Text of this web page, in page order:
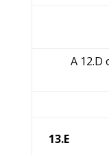
A 12.D
13.E